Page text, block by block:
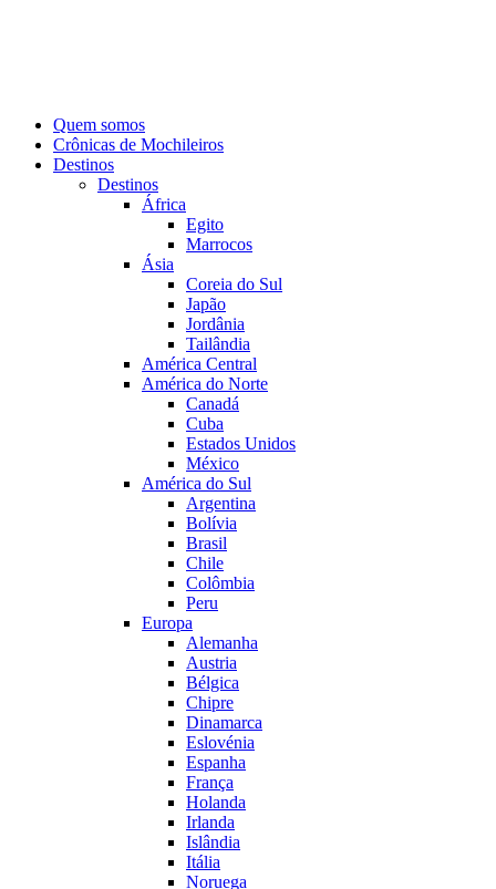
Quem somos
Crônicas de Mochileiros
Destinos
Destinos
África
Egito
Marrocos
Ásia
Coreia do Sul
Japão
Jordânia
Tailândia
América Central
América do Norte
Canadá
Cuba
Estados Unidos
México
América do Sul
Argentina
Bolívia
Brasil
Chile
Colômbia
Peru
Europa
Alemanha
Austria
Bélgica
Chipre
Dinamarca
Eslovénia
Espanha
França
Holanda
Irlanda
Islândia
Itália
Noruega